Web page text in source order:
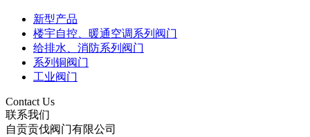
新型产品
楼宇自控、暖通空调系列阀门
给排水、消防系列阀门
系列铜阀门
工业阀门
Contact Us
联系我们
自贡贡伐阀门有限公司